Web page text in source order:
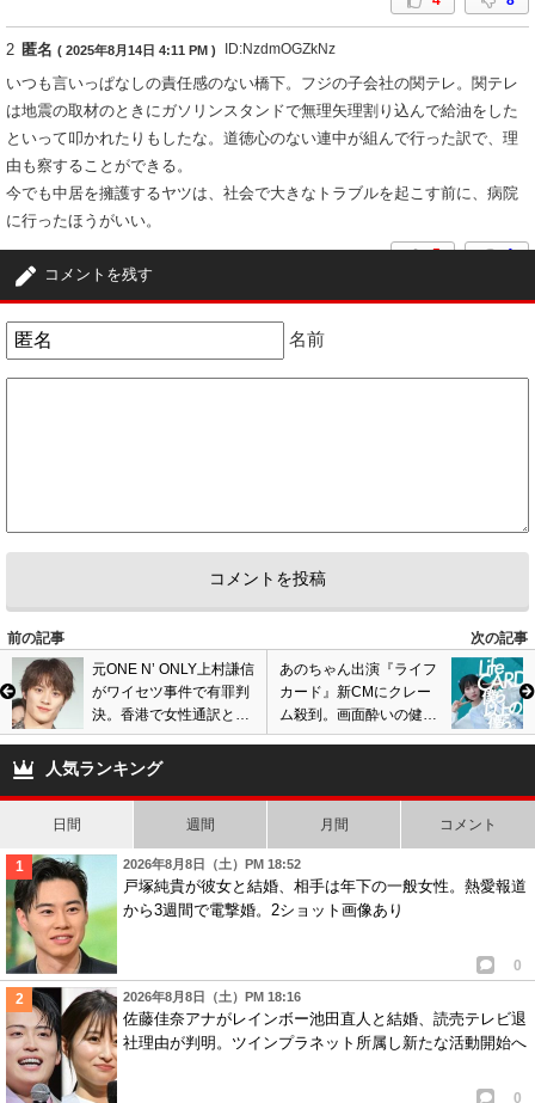
2 匿名 ( 2025年8月14日 4:11 PM ) ID:NzdmOGZkNz
いつも言いっぱなしの責任感のない橋下。フジの子会社の関テレ。関テレ
は地震の取材のときにガソリンスタンドで無理矢理割り込んで給油をした
といって叩かれたりもしたな。道徳心のない連中が組んで行った訳で、理
由も察することができる。
今でも中居を擁護するヤツは、社会で大きなトラブルを起こす前に、病院
に行ったほうがいい。
3 匿名 ( 2025年8月14日 9:26 PM ) ID:MWYyNWM1Mz
中居が悪い！！
とっとと潰れちまいな！
中居正広を擁護したがる奴ら、病院行った方がいいんじゃ・・・
1
6 匿名 ( 2025年8月17日 3:55 PM ) ID:MTdkMWMwOG
それより中居、いつまでも逃げてちゃ潔白とは証明出来ないよ〜(笑)
きちんと記者会見をしよう。
匿名 ( 2025年8月17日 8:04 PM ) ID:NWZkNTFiNz
それならそれで担当弁護士になればいいじゃん
コメントを残す
名前
前の記事
次の記事
元ONE N’ ONLY上村謙信
がワイセツ事件で有罪判
決。香港で女性通訳とト
ラブル、裁判所が不適切
行為認め罰金刑下す
あのちゃん出演『ライフ
カード』新CMにクレー
ム殺到。画面酔いの健康
被害続出で放送中止も?
人気ランキング
日間 週間 月間 コメント
2026年8月8日（土）PM 18:52
戸塚純貴が彼女と結婚、相手は年下の一般女性。熱愛報道
から3週間で電撃婚。2ショット画像あり
0
2026年8月8日（土）PM 18:16
佐藤佳奈アナがレインボー池田直人と結婚、読売テレビ退
社理由が判明。ツインプラネット所属し新たな活動開始へ
0